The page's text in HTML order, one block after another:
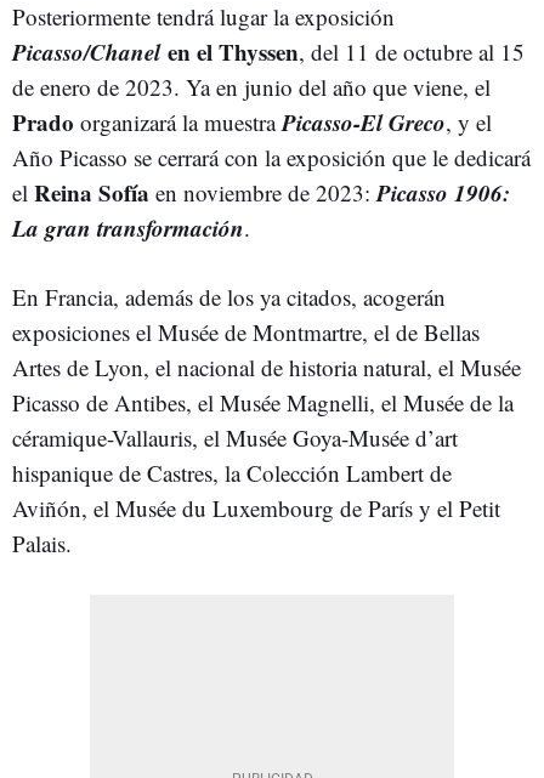
Posteriormente tendrá lugar la exposición
Picasso/Chanelen el Thyssen, del 11 de octubre al 15
de enero de 2023. Ya en junio del año que viene, el
Prado organizará la muestraPicasso-El Greco, y el
Año Picasso se cerrará con la exposición que le dedicará
el Reina Sofía en noviembre de 2023:Picasso 1906:
La gran transformación.
En Francia, además de los ya citados, acogerán
exposiciones el Musée de Montmartre, el de Bellas
Artes de Lyon, el nacional de historia natural, el Musée
Picasso de Antibes, el Musée Magnelli, el Musée de la
céramique-Vallauris, el Musée Goya-Musée d’art
hispanique de Castres, la Colección Lambert de
Aviñón, el Musée du Luxembourg de París y el Petit
Palais.